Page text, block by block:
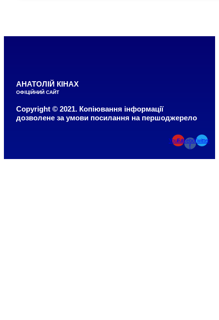
АНАТОЛІЙ КІНАХ
ОФІЦІЙНИЙ САЙТ
Copyright © 2021. Копіювання інформації
дозволене за умови посилання на першоджерело
Youtube
Facebook-
f
Twitter